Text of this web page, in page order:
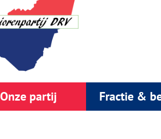
Onze partij Fractie &